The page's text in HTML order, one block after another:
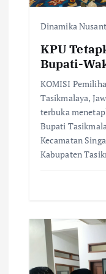
Dinamika
KPU
Bupati-
KOMISI
Tasikmalaya,
terbuka
Bupati
Kecamatan
Kabupaten